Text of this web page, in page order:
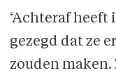
‘Achteraf
gezegd dat ze
zouden maken.